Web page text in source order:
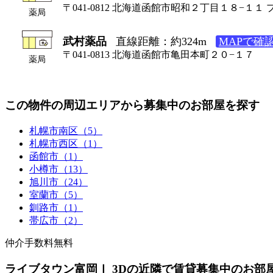
薬局 〒041-0812 北海道函館市昭和２丁目１８−１１
薬局
武村薬品 直線距離：約324m MAPで確
〒041-0813 北海道函館市亀田本町２０−１７
この物件の周辺エリアから募集中のお部屋を探す
札幌市南区（5）
札幌市西区（1）
函館市（1）
小樽市（13）
旭川市（24）
室蘭市（5）
釧路市（1）
帯広市（2）
仲介手数料無料
ライブタウン富岡Ⅰ 3Dの近隣で賃貸募集中のお部